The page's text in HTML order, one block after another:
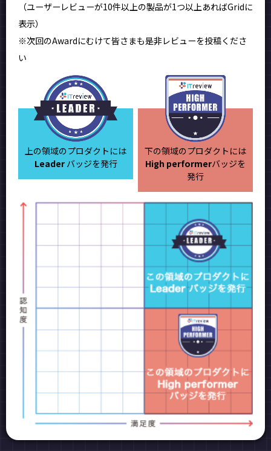
（ユーザーレビューが10件以上の製品が1つ以上あればGridに
表示）
※次回のAwardにむけて皆さまも是非レビューを投稿くださ
い
上の領域のプロダクトには
Leaderバッジを発行
下の領域のプロダクトには
High performerバッジを
発行